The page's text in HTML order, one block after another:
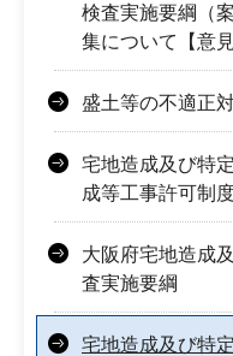
検査実施要綱（
集について【意
盛土等の不適正
宅地造成及び特
成等工事許可制
大阪府宅地造成
査実施要綱
宅地造成及び特